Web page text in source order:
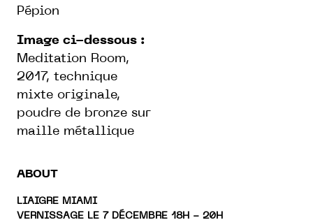
Pépion
Image ci-dessous :
Meditation Room,
2017, technique
mixte originale,
poudre de bronze sur
maille métallique
ABOUT
LIAIGRE MIAMI
VERNISSAGE LE 7 DÉCEMBRE 18H - 20H